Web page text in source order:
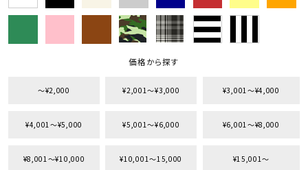
S
M
29inc
30inc
32inc
40inc
KIDS
価格から探す
〜¥2,000 ¥2,001〜¥3,000 ¥3,001〜¥4,000
¥4,001〜¥5,000 ¥5,001〜¥6,000 ¥6,001〜¥8,000
¥8,001〜¥10,000 ¥10,001〜15,000 ¥15,001〜